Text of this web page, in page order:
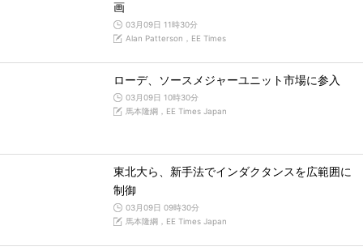
画
03月09日 11時30分
Alan Patterson，EE Times
ローデ、ソースメジャーユニット市場に参入
03月09日 10時30分
馬本隆綱，EE Times Japan
東北大ら、新手法でインダクタンスを広範囲に
制御
03月09日 09時30分
馬本隆綱，EE Times Japan